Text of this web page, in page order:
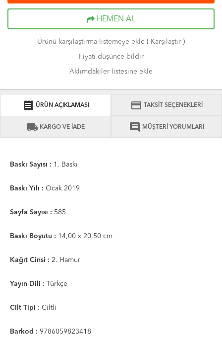
HEMEN AL
Ürünü karşılaştırma listemeye ekle ( Karşılaştır )
Fiyatı düşünce bildir
Aklımdakiler listesine ekle
receipt ÜRÜN AÇIKLAMASI credit_card TAKSİT SEÇENEKLERİ
local_shipping KARGO VE İADE comment MÜŞTERİ YORUMLARI
Baskı Sayısı : 1. Baskı
Baskı Yılı : Ocak 2019
Sayfa Sayısı : 585
Baskı Boyutu : 14,00 x 20,50 cm
Kağıt Cinsi : 2. Hamur
Yayın Dili : Türkçe
Cilt Tipi : Ciltli
Barkod : 9786059823418